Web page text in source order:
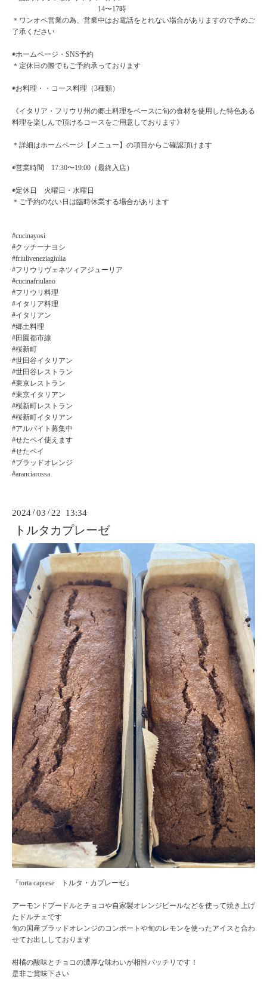
14〜17時
＊ワンオペ営業の為、営業中はお電話をとれない場合がありますので予めご
了承ください
◉ホームページ・SNS予約
＊定休日の際でもご予約承っております
◉お料理・・コース料理（3種類）
《イタリア・フリウリ州の郷土料理をベースに旬の食材を使用した特色ある
料理を楽しんで頂けるコースをご用意しております》
＊詳細はホームページ【メニュー】の項目からご確認頂けます
◉営業時間 17:30〜19:00（最終入店）
◉定休日 火曜日・水曜日
＊ご予約のない日は臨時休業する場合があります
#cucinayosi
#クッチーナヨシ
#friuliveneziagiulia
#フリウリヴェネツィアジューリア
#cucinafriulano
#フリウリ料理
#イタリア料理
#イタリアン
#郷土料理
#田園都市線
#桜新町
#世田谷イタリアン
#世田谷レストラン
#東京レストラン
#東京イタリアン
#桜新町レストラン
#桜新町イタリアン
#アルバイト募集中
#せたペイ使えます
#せたペイ
#ブラッドオレンジ
#aranciarossa
2024 /03 / 22 13:34
トルタカプレーゼ
『torta caprese トルタ・カプレーゼ』
アーモンドプードルとチョコや自家製オレンジピールなどを使って焼き上げ
たドルチェです
旬の国産ブラッドオレンジのコンポートや旬のレモンを使ったアイスと合わ
せてお出ししております
柑橘の酸味とチョコの濃厚な味わいが相性バッチリです！
是非ご賞味下さい